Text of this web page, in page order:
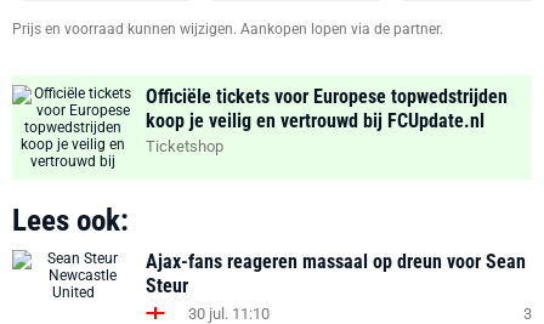
Prijs en voorraad kunnen wijzigen. Aankopen lopen via de partner.
Officiële tickets voor Europese topwedstrijden
koop je veilig en vertrouwd bij FCUpdate.nl
Ticketshop
Lees ook:
Ajax-fans reageren massaal op dreun voor Sean
Steur
30 jul. 11:10 3